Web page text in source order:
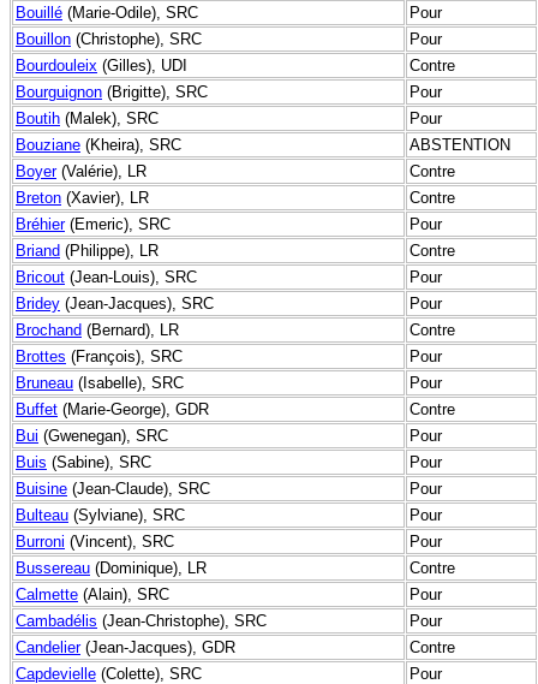
Bouillé (Marie-Odile), SRC
Pour
Bouillon (Christophe), SRC
Pour
Bourdouleix (Gilles), UDI
Contre
Bourguignon (Brigitte), SRC
Pour
Boutih (Malek), SRC
Pour
Bouziane (Kheira), SRC
ABSTENTION
Boyer(Valérie), LR
Contre
Breton (Xavier), LR
Contre
Bréhier(Emeric), SRC
Pour
Briand (Philippe), LR
Contre
Bricout (Jean-Louis), SRC
Pour
Bridey (Jean-Jacques), SRC
Pour
Brochand (Bernard), LR
Contre
Brottes (François), SRC
Pour
Bruneau (Isabelle), SRC
Pour
Buffet (Marie-George), GDR
Contre
Bui (Gwenegan), SRC
Pour
Buis (Sabine), SRC
Pour
Buisine (Jean-Claude), SRC
Pour
Bulteau (Sylviane), SRC
Pour
Burroni (Vincent), SRC
Pour
Bussereau (Dominique), LR
Contre
Calmette (Alain), SRC
Pour
Cambadélis (Jean-Christophe), SRC
Pour
Candelier(Jean-Jacques), GDR
Contre
Capdevielle (Colette), SRC
Pour